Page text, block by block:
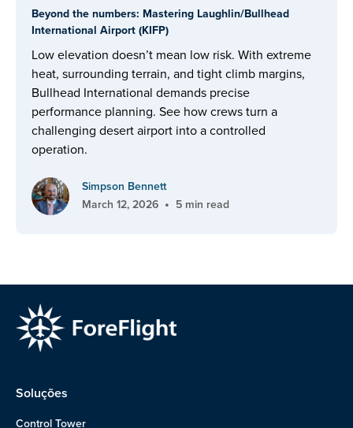
Beyond the numbers: Mastering Laughlin/Bullhead
International Airport (KIFP)
Low elevation doesn’t mean low risk. With extreme
heat, surrounding terrain, and tight climb margins,
Bullhead International demands precise
performance planning. See how crews turn a
challenging desert airport into a controlled
operation.
Simpson Bennett
March 12, 2026 • 5 min read
Soluções
Control Tower